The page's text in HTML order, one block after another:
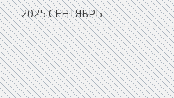
2025 СЕНТЯБРЬ